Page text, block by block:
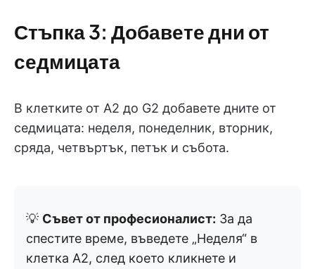
Стъпка 3: Добавете дни от
седмицата
В клетките от A2 до G2 добавете дните от
седмицата: неделя, понеделник, вторник,
сряда, четвъртък, петък и събота.
💡 Съвет от професионалист: За да
спестите време, въведете „Неделя“ в
клетка A2, след което кликнете и